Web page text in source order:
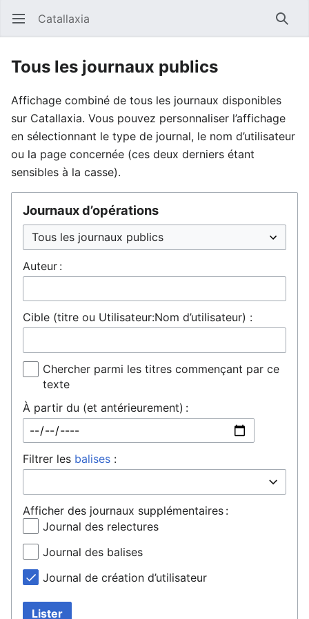
Ouvrir le menu principal Catallaxia
Tous les journaux publics
Affichage combiné de tous les journaux disponibles
sur Catallaxia. Vous pouvez personnaliser l’affichage
en sélectionnant le type de journal, le nom d’utilisateur
ou la page concernée (ces deux derniers étant
sensibles à la casse).
Journaux d’opérations
Auteur :
Cible (titre ou Utilisateur:Nom d’utilisateur) :
Chercher parmi les titres commençant par ce
texte
À partir du (et antérieurement) :
Filtrer les balises :
Afficher des journaux supplémentaires :
Journal des relectures
Journal des balises
Journal de création d’utilisateur
Lister